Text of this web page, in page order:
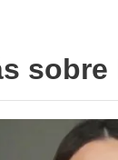
sobre